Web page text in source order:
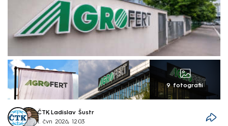
9 fotografií
ČTK, Ladislav Šustr
1. čvn 2026, 12:03